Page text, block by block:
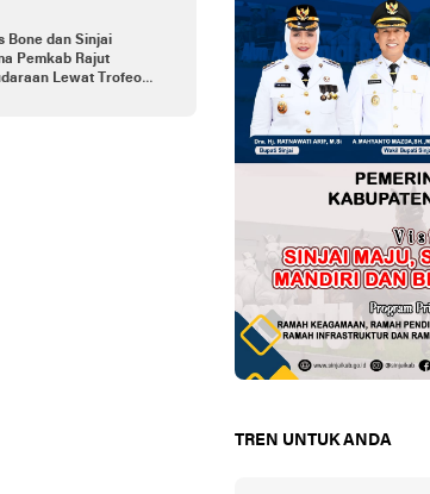
Bone dan Sinjai
Pemkab Rajut
Lewat Trofeo
TREN UNTUK ANDA